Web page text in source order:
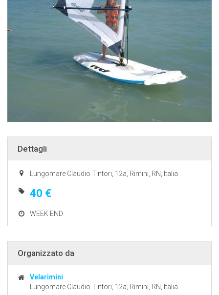
Dettagli
Lungomare Claudio Tintori, 12a, Rimini, RN, Italia
40 €
WEEK END
Organizzato da
Velarimini
Lungomare Claudio Tintori, 12a, Rimini, RN, Italia